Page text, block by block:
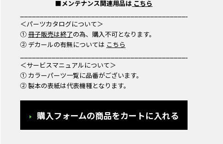
■メンテナンス関連用品は こちら
＜パーツカタログについて＞
①冊子販売は終了の為、購入不可となります。
② デカールの有無については こちら
＜サービスマニュアルについて＞
① カラーパーツ一覧に品番がございます。
② 製本の表紙は代表機種となります。
購入フォームの商品をカートに入れる